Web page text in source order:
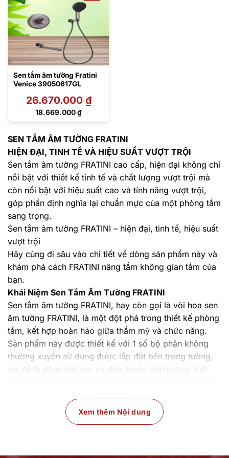
Sen tắm âm tường Fratini
Venice 39050617GL
26.670.000₫
Giá
26.670.000 ₫.
18.669.000₫
Giá
tại
18.669.000 ₫.
SEN TẮM ÂM TƯỜNG FRATINI
HIỆN ĐẠI, TINH TẾ VÀ HIỆU SUẤT VƯỢT TRỘI
Sen tắm âm tường FRATINI cao cấp, hiện đại không chỉ
nổi bật với thiết kế tinh tế và chất lượng vượt trội mà
còn nổi bật với hiệu suất cao và tính năng vượt trội,
góp phần định nghĩa lại chuẩn mực của một phòng tắm
sang trọng.
Sen tắm âm tường FRATINI – hiện đại, tinh tế, hiệu suất
vượt trội
Hãy cùng đi sâu vào chi tiết về dòng sản phẩm này và
khám phá cách FRATINI nâng tầm không gian tắm của
bạn.
Khái Niệm Sen Tắm Âm Tường FRATINI
Sen tắm âm tường FRATINI, hay còn gọi là vòi hoa sen
âm tường FRATINI, là một đột phá trong thiết kế phòng
tắm, kết hợp hoàn hảo giữa thẩm mỹ và chức năng.
Sản phẩm này được thiết kế với 1 số bộ phận không
thường xuyên sử dụng được lắp đặt bên trong tường,
Sen tắm âm tường FRATINI nằm trong phân khúc sản
phẩm cao cấp nhất trong lĩnh vực sen tắm hiện nay.
Xem thêm Nội dung